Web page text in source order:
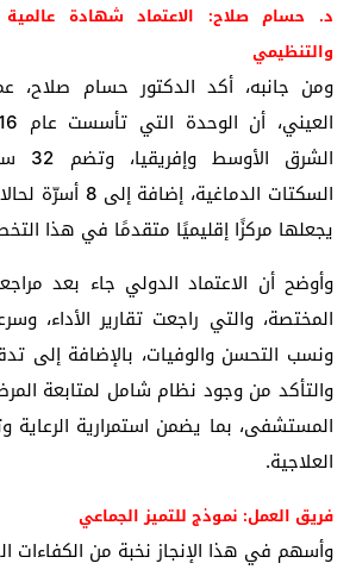
د. حسام صلاح: الاعتماد شهادة عالمية
والتنظيمي
ومن جانبه، أكد الدكتور حسام
السكتات الدماغية،
يجعلها مركزًا إقليميًا متقدمًا في هذا
وأوضح أن الاعتماد الدولي جاء بعد
المختصة، والتي راجعت تقارير الأداء،
ونسب التحسن والوفيات، بالإضافة إلى
والتأكد من وجود نظام شامل لمتابعة
المستشفى، بما يضمن استمرارية الرعاية
العلاجية.
فريق العمل: نموذج للتميز الجماعي
وأسهم في هذا الإنجاز نخبة من الكفاءات